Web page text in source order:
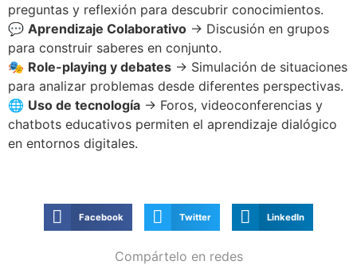
preguntas y reflexión para descubrir conocimientos.
💬 Aprendizaje Colaborativo → Discusión en grupos
para construir saberes en conjunto.
🎭 Role-playing y debates → Simulación de situaciones
para analizar problemas desde diferentes perspectivas.
🌐 Uso de tecnología → Foros, videoconferencias y
chatbots educativos permiten el aprendizaje dialógico
en entornos digitales.
Facebook Twitter LinkedIn
Compártelo en redes